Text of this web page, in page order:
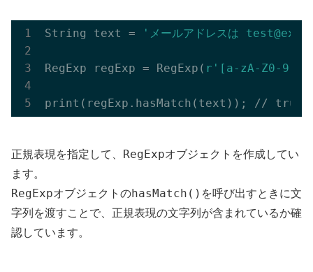
String text = 'メールアドレスは
RegExp regExp = RegExp( r'[a-zA-Z0-
正規表現を指定して、 RegExpオブジェクトを作成してい
ます。
RegExpオブジェクトのhasMatch() を呼び出すときに文
字列を渡すことで、正規表現の文字列が含まれているか確
認しています。